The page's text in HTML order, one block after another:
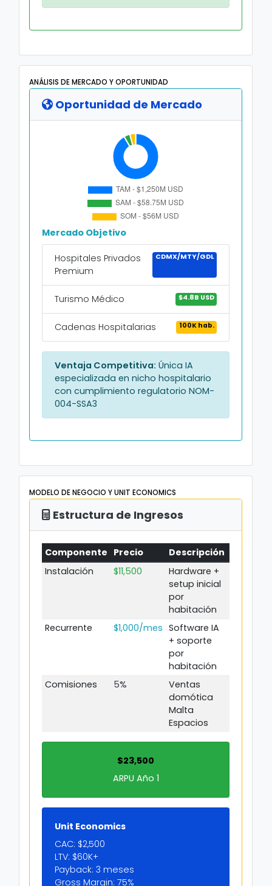
ANÁLISIS DE MERCADO Y OPORTUNIDAD
Oportunidad de Mercado
Mercado Objetivo
Hospitales Privados
Premium
CDMX/MTY/GDL
Turismo Médico $4.8B USD
Cadenas Hospitalarias 100K hab.
Ventaja Competitiva: Única IA
especializada en nicho hospitalario
con cumplimiento regulatorio NOM-
004-SSA3
MODELO DE NEGOCIO Y UNIT ECONOMICS
Estructura de Ingresos
Componente Precio
Descripción
Instalación
$11,500
Hardware +
setup inicial
por
habitación
Recurrente
$1,000/mes Software IA
+ soporte
por
habitación
Comisiones
5%
Ventas
domótica
Malta
Espacios
$23,500
ARPU Año 1
Unit Economics
CAC: $2,500
LTV: $60K+
Payback: 3 meses
Gross Margin: 75%